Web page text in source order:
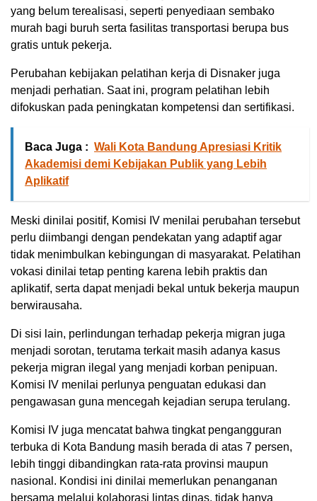
yang belum terealisasi, seperti penyediaan sembako
murah bagi buruh serta fasilitas transportasi berupa bus
gratis untuk pekerja.
Perubahan kebijakan pelatihan kerja di Disnaker juga
menjadi perhatian. Saat ini, program pelatihan lebih
difokuskan pada peningkatan kompetensi dan sertifikasi.
Baca Juga : Wali Kota Bandung Apresiasi Kritik
Akademisi demi Kebijakan Publik yang Lebih
Aplikatif
Meski dinilai positif, Komisi IV menilai perubahan tersebut
perlu diimbangi dengan pendekatan yang adaptif agar
tidak menimbulkan kebingungan di masyarakat. Pelatihan
vokasi dinilai tetap penting karena lebih praktis dan
aplikatif, serta dapat menjadi bekal untuk bekerja maupun
berwirausaha.
Di sisi lain, perlindungan terhadap pekerja migran juga
menjadi sorotan, terutama terkait masih adanya kasus
pekerja migran ilegal yang menjadi korban penipuan.
Komisi IV menilai perlunya penguatan edukasi dan
pengawasan guna mencegah kejadian serupa terulang.
Komisi IV juga mencatat bahwa tingkat pengangguran
terbuka di Kota Bandung masih berada di atas 7 persen,
lebih tinggi dibandingkan rata-rata provinsi maupun
nasional. Kondisi ini dinilai memerlukan penanganan
bersama melalui kolaborasi lintas dinas, tidak hanya